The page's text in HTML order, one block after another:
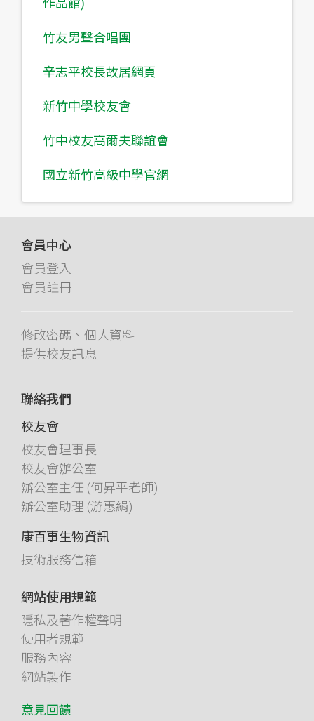
作品館)
竹友男聲合唱團
辛志平校長故居網頁
新竹中學校友會
竹中校友高爾夫聯誼會
國立新竹高級中學官網
會員中心
會員登入
會員註冊
修改密碼、個人資料
提供校友訊息
聯絡我們
校友會
校友會理事長
校友會辦公室
辦公室主任 (何昇平老師)
辦公室助理 (游惠絹)
康百事生物資訊
技術服務信箱
網站使用規範
隱私及著作權聲明
使用者規範
服務內容
網站製作
意見回饋